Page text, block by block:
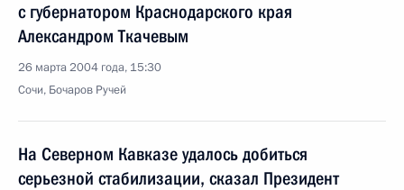
с губернатором Краснодарского края
Александром Ткачевым
26 марта 2004 года, 15:30
Сочи, Бочаров Ручей
На Северном Кавказе удалось добиться
серьезной стабилизации, сказал Президент